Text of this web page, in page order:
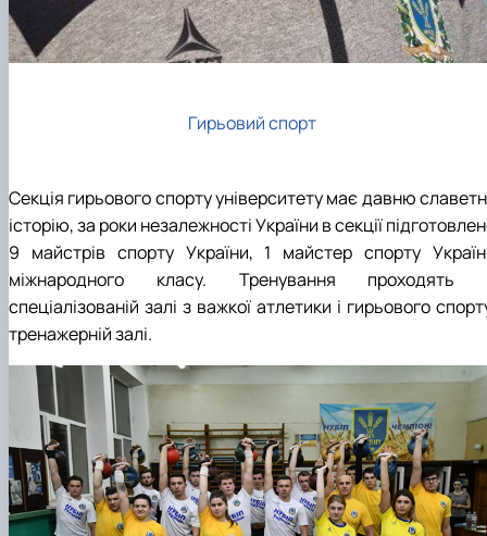
Гирьовий спорт
Секція гирьового спорту університету має давню
історію, за роки незалежності України в секції
9 майстрів спорту України, 1 майстер спорту
міжнародного класу. Тренування проходять
спеціалізованій залі з важкої атлетики і гирьового
тренажерній залі.